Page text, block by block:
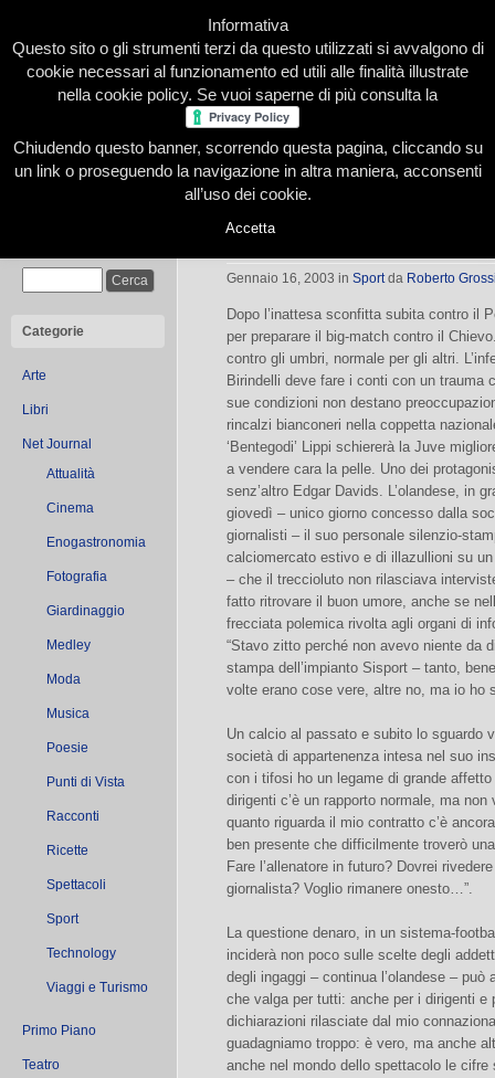
Home Presentazione Redazione Le nostre firme
Categorie
Arte
Libri
Net Journal
Attualità
Cinema
Enogastronomia
Fotografia
Giardinaggio
Medley
Moda
Musica
Poesie
Punti di Vista
Racconti
Ricette
Spettacoli
Sport
Technology
Viaggi e Turismo
Primo Piano
Teatro
Un ‘pitbull’ senza museruola
Gennaio 16, 2003 in Sportda Roberto
Dopo l’inattesa sconfitta subita contro il
per preparare il big-match contro il
contro gli umbri, normale per gli altri.
Birindelli deve fare i conti con un trauma
sue condizioni non destano
rincalzi bianconeri nella coppetta
‘Bentegodi’ Lippi schiererà la Juve
a vendere cara la pelle. Uno dei
senz’altro Edgar Davids. L’olandese, in
giovedì – unico giorno concesso dalla
giornalisti – il suo personale silenzio-
calciomercato estivo e di illazullioni su
– che il treccioluto non rilasciava
fatto ritrovare il buon umore, anche se
frecciata polemica rivolta agli organi di
“Stavo zitto perché non avevo niente da
stampa dell’impianto Sisport – tanto,
volte erano cose vere, altre no, ma io ho
Un calcio al passato e subito lo sguardo
società di appartenenza intesa nel suo
con i tifosi ho un legame di grande
dirigenti c’è un rapporto normale, ma
quanto riguarda il mio contratto c’è
ben presente che difficilmente troverò
Fare l’allenatore in futuro? Dovrei
giornalista? Voglio rimanere onesto…”.
La questione denaro, in un sistema-
inciderà non poco sulle scelte degli
degli ingaggi – continua l’olandese – può
che valga per tutti: anche per i dirigenti
dichiarazioni rilasciate dal mio
guadagniamo troppo: è vero, ma anche
anche nel mondo dello spettacolo le
Informativa
Questo sito o gli strumenti terzi da questo utilizzati si avvalgono di
cookie necessari al funzionamento ed utili alle finalità illustrate
nella cookie policy. Se vuoi saperne di più consulta la
Chiudendo questo banner, scorrendo questa pagina, cliccando su
un link o proseguendo la navigazione in altra maniera, acconsenti
all’uso dei cookie.
Accetta